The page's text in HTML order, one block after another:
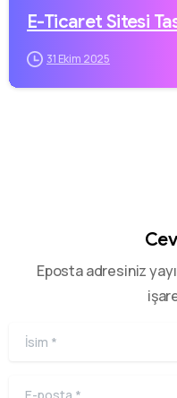
E-Ticaret Sitesi
31 Ekim 2025
Eposta adresiniz
İsim
E-posta *